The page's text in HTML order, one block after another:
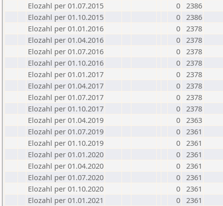
Elozahl per 01.07.2015
0 2386
Elozahl per 01.10.2015
0 2386
Elozahl per 01.01.2016
0 2378
Elozahl per 01.04.2016
0 2378
Elozahl per 01.07.2016
0 2378
Elozahl per 01.10.2016
0 2378
Elozahl per 01.01.2017
0 2378
Elozahl per 01.04.2017
0 2378
Elozahl per 01.07.2017
0 2378
Elozahl per 01.10.2017
0 2378
Elozahl per 01.04.2019
0 2363
Elozahl per 01.07.2019
0 2361
Elozahl per 01.10.2019
0 2361
Elozahl per 01.01.2020
0 2361
Elozahl per 01.04.2020
0 2361
Elozahl per 01.07.2020
0 2361
Elozahl per 01.10.2020
0 2361
Elozahl per 01.01.2021
0 2361